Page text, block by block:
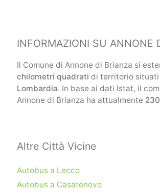
INFORMAZIONI SU ANNONE
Il Comune di Annone di Brianza si
chilometri quadrati di territorio situati
Lombardia. In base ai dati Istat, il
Annone di Brianza ha attualmente
Altre Città Vicine
Autobus a Lecco
Autobus a Casatenovo